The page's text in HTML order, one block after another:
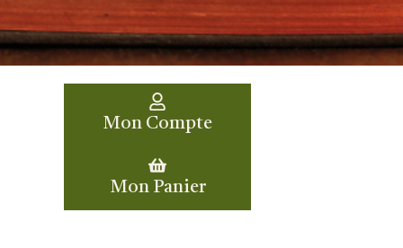
Mon Compte
Mon Panier